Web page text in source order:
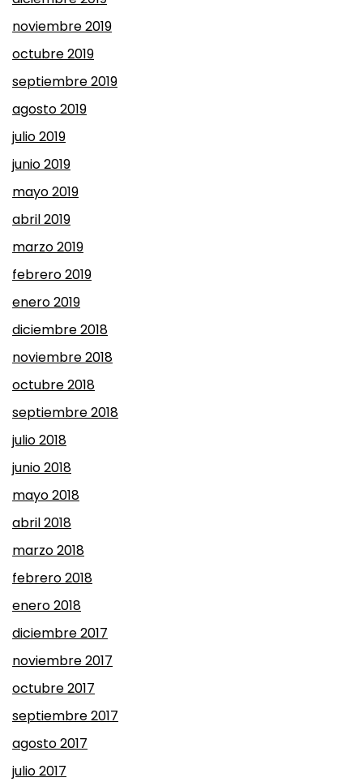
noviembre 2019
octubre 2019
septiembre 2019
agosto 2019
julio 2019
junio 2019
mayo 2019
abril 2019
marzo 2019
febrero 2019
enero 2019
diciembre 2018
noviembre 2018
octubre 2018
septiembre 2018
julio 2018
junio 2018
mayo 2018
abril 2018
marzo 2018
febrero 2018
enero 2018
diciembre 2017
noviembre 2017
octubre 2017
septiembre 2017
agosto 2017
julio 2017